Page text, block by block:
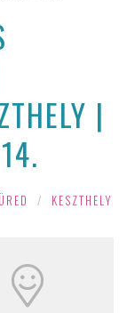
|
/ KESZTHELY